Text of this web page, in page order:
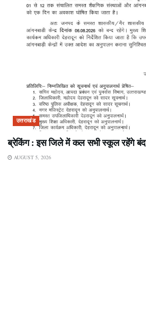
उत्तराखंड
ब्रेकिंग : इस जिले में कल सभी स्कूल रहेंगे बंद
AUGUST 5, 2026